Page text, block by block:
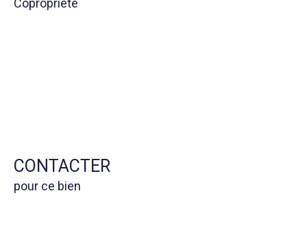
CONTACTER
pour ce bien